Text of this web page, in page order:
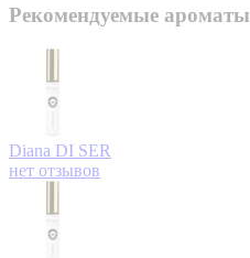
Рекомендуемые ароматы
Diana DI SER
нет отзывов